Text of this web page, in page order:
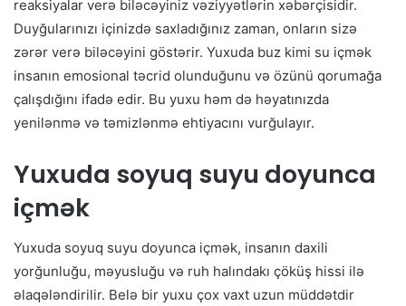
reaksiyalar verə biləcəyiniz vəziyyətlərin xəbərçisidir.
Duyğularınızı içinizdə saxladığınız zaman, onların sizə
zərər verə biləcəyini göstərir. Yuxuda buz kimi su içmək
insanın emosional təcrid olunduğunu və özünü qorumağa
çalışdığını ifadə edir. Bu yuxu həm də həyatınızda
yenilənmə və təmizlənmə ehtiyacını vurğulayır.
Yuxuda soyuq suyu doyunca
içmək
Yuxuda soyuq suyu doyunca içmək, insanın daxili
yorğunluğu, məyusluğu və ruh halındakı çöküş hissi ilə
əlaqələndirilir. Belə bir yuxu çox vaxt uzun müddətdir